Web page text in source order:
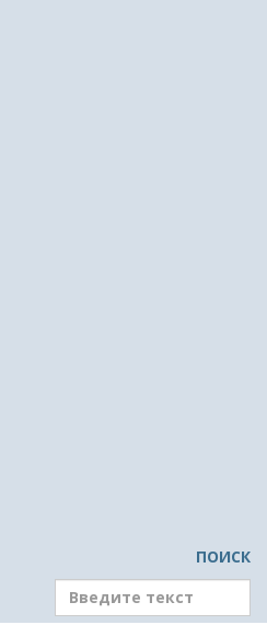
ПОИСК